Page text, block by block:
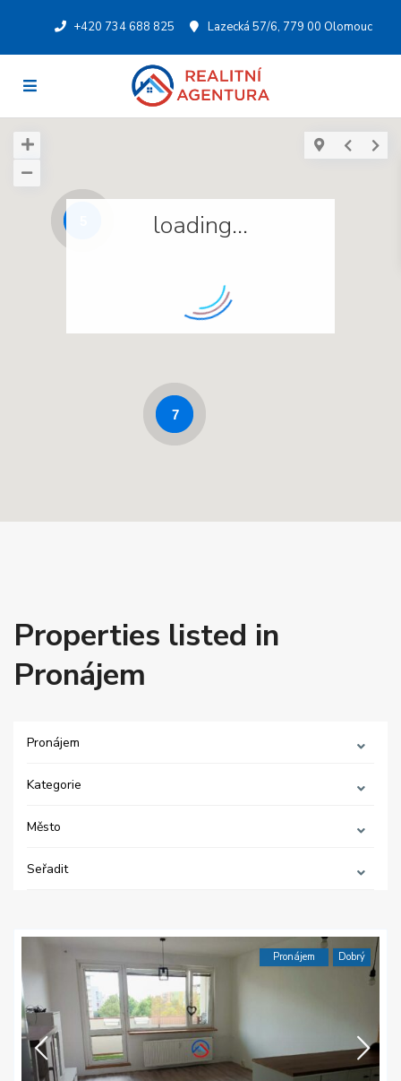
+420 734 688 825 Lazecká 57/6, 779 00 Olomouc
7
loading...
Properties listed in
Pronájem
Pronájem
Kategorie
Město
Seřadit
Pronájem Dobrý